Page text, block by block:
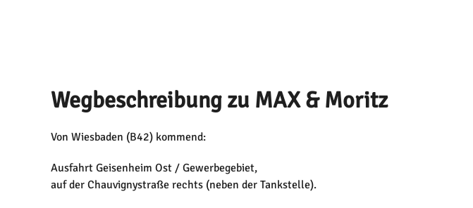
Wegbeschreibung zu MAX & Moritz
Von Wiesbaden (B42) kommend:
Ausfahrt Geisenheim Ost / Gewerbegebiet,
auf der Chauvignystraße rechts (neben der Tankstelle).